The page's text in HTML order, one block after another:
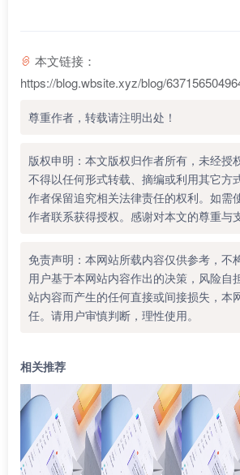
本文链接：
https://blog.wbsite.xyz/blog/
尊重作者，转载请注明出处！
版权申明：本文版权归作者所有，未经授
不得以任何形式转载、摘编或利用其它方
作者保留追究相关法律责任的权利。如需
作者联系获得授权。感谢对本文的尊重与
免责声明：本网站所载内容仅供参考，不
用户基于本网站内容作出的决策，风险自
站内容而产生的任何直接或间接损失，本
任。请用户审慎判断，理性使用。
相关推荐